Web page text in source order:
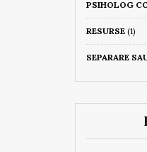
PSIHOLOG
RESURSE(1)
SEPARARE